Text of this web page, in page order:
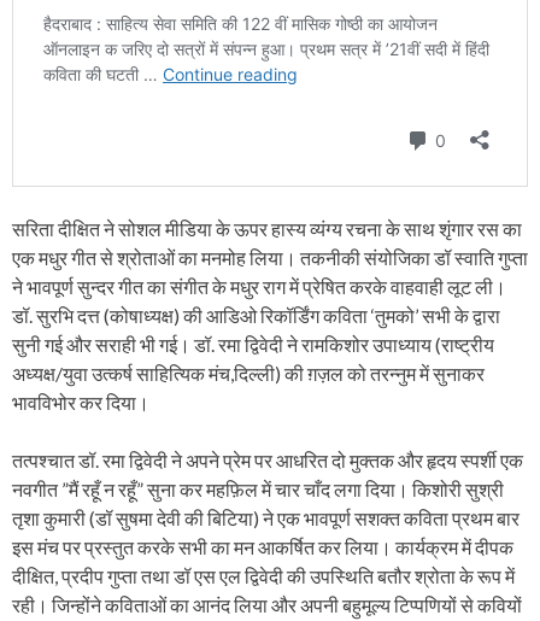
सरिता दीक्षित ने सोशल मीडिया के ऊपर हास्य व्यंग्य रचना के साथ शृंगार रस का
एक मधुर गीत से श्रोताओं का मनमोह लिया। तकनीकी संयोजिका डॉ स्वाति गुप्ता
ने भावपूर्ण सुन्दर गीत का संगीत के मधुर राग में प्रेषित करके वाहवाही लूट ली।
डॉ. सुरभि दत्त (कोषाध्यक्ष) की आडिओ रिकॉर्डिंग कविता ‘तुमको’ सभी के द्वारा
सुनी गई और सराही भी गई। डॉ. रमा द्विवेदी ने रामकिशोर उपाध्याय (राष्ट्रीय
अध्यक्ष/युवा उत्कर्ष साहित्यिक मंच,दिल्ली) की ग़ज़ल को तरन्नुम में सुनाकर
भावविभोर कर दिया।
तत्पश्चात डॉ. रमा द्विवेदी ने अपने प्रेम पर आधरित दो मुक्तक और हृदय स्पर्शी एक
नवगीत ”मैं रहूँ न रहूँ” सुना कर महफ़िल में चार चाँद लगा दिया। किशोरी सुश्री
तृशा कुमारी (डॉ सुषमा देवी की बिटिया) ने एक भावपूर्ण सशक्त कविता प्रथम बार
इस मंच पर प्रस्तुत करके सभी का मन आकर्षित कर लिया। कार्यक्रम में दीपक
दीक्षित, प्रदीप गुप्ता तथा डॉ एस एल द्विवेदी की उपस्थिति बतौर श्रोता के रूप में
रही। जिन्होंने कविताओं का आनंद लिया और अपनी बहुमूल्य टिप्पणियों से कवियों